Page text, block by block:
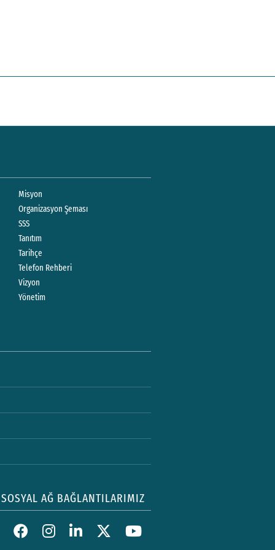
Misyon
Organizasyon Şeması
SSS
Tanıtım
Tarihçe
Telefon Rehberi
Vizyon
Yönetim
SOSYAL AĞ BAĞLANTILARIMIZ